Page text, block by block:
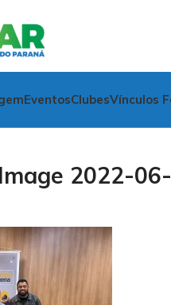
EventosClubesVínculos
2022-